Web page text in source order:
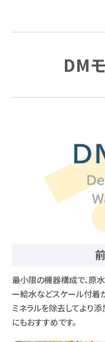
DM
最小限の機器構成で、原
ー給水などスケール付着
ミネラルを除去してより
にもおすすめです。